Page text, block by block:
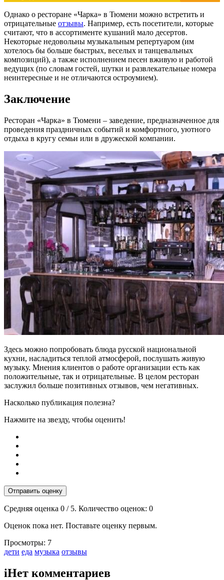
Однако о ресторане «Чарка» в Тюмени можно встретить и
отрицательные отзывы. Например, есть посетители, которые
считают, что в ассортименте кушаний мало десертов.
Некоторые недовольны музыкальным репертуаром (им
хотелось бы больше быстрых, веселых и танцевальных
композиций), а также исполнением песен вживую и работой
ведущих (по словам гостей, шутки и развлекательные номера
неинтересные и не отличаются остроумием).
Заключение
Ресторан «Чарка» в Тюмени – заведение, предназначенное для
проведения праздничных событий и комфортного, уютного
отдыха в кругу семьи или в дружеской компании.
Здесь можно попробовать блюда русской национальной
кухни, насладиться теплой атмосферой, послушать живую
музыку. Мнения клиентов о работе организации есть как
положительные, так и отрицательные. В целом ресторан
заслужил больше позитивных отзывов, чем негативных.
Насколько публикация полезна?
Нажмите на звезду, чтобы оценить!
Отправить оценку
Средняя оценка 0 / 5. Количество оценок: 0
Оценок пока нет. Поставьте оценку первым.
Просмотры: 7
Тэги:
дети еда музыка отзывы
iНет комментариев